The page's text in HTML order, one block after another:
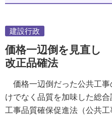
建設行政
価格一辺倒を見直し
改正品確法
価格一辺倒だった公共工
けでなく品質を加味した総
工事品質確保促進法（公共